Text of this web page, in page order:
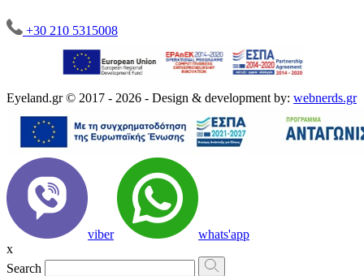
+30 210 5315008
Eyeland.gr © 2017 - 2026 - Design & development by: webnerds.gr
viber
whats'app
x
Search